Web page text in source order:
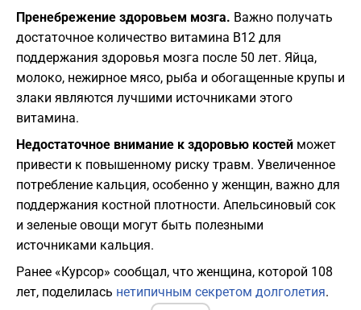
Пренебрежение здоровьем мозга. Важно получать
достаточное количество витамина B12 для
поддержания здоровья мозга после 50 лет. Яйца,
молоко, нежирное мясо, рыба и обогащенные крупы и
злаки являются лучшими источниками этого
витамина.
Недостаточное внимание к здоровью костей может
привести к повышенному риску травм. Увеличенное
потребление кальция, особенно у женщин, важно для
поддержания костной плотности. Апельсиновый сок
и зеленые овощи могут быть полезными
источниками кальция.
Ранее «Курсор» сообщал, что женщина, которой 108
лет, поделилась нетипичным секретом долголетия.